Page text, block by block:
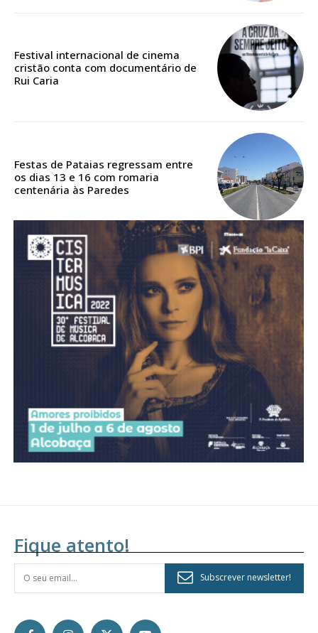
Festival internacional de cinema
cristão conta com documentário de
Rui Caria
Festas de Pataias regressam entre
os dias 13 e 16 com romaria
centenária às Paredes
Fique atento!
Subscrever newsletter!